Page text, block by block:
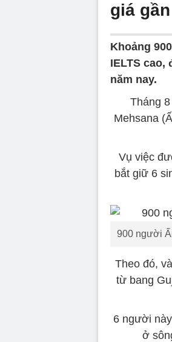
giá
Khoảng
IELTS
năm nay.
Tháng
Mehsana
Vụ việc
bắt giữ 6
900 người
Theo đó,
từ bang
6 người
ở